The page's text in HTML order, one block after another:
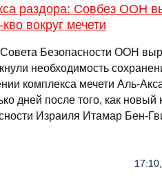
раздора: Совбез ООН
кво вокруг мечети
Безопасности ООН
необходимость
комплекса мечети Аль-
дней после того, как
Израиля Итамар Бен-